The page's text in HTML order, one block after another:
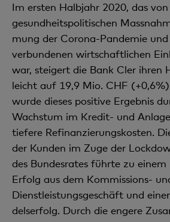
Im ersten Halbjahr 2020, das von
gesundheitspolitischen
mung der Corona-Pandemie
verbundenen wirtschaftlichen
war, steigert die Bank Cler ihren
leicht auf 19,9 Mio. CHF
wurde dieses positive Ergebnis
Wachstum im Kredit- und
tiefere Refinanzierungskosten.
der Kunden im Zuge der
des Bundesrates führte zu
Erfolg aus dem Kommissions-
Dienstleistungsgeschäft und
delserfolg. Durch die engere